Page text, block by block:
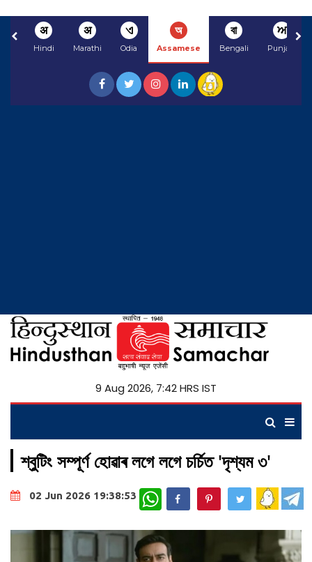
अ
Hindi
अ
Marathi
ଏ
Odia
অ
Assamese
বা
Bengali
ਅ
Punjabi
9 Aug 2026, 7:42 HRS IST
শ্বুটিং সম্পূৰ্ণ হোৱাৰ লগে লগে চৰ্চিত 'দৃশ্যম ৩'
02 Jun 2026 19:38:53 WhatsApp